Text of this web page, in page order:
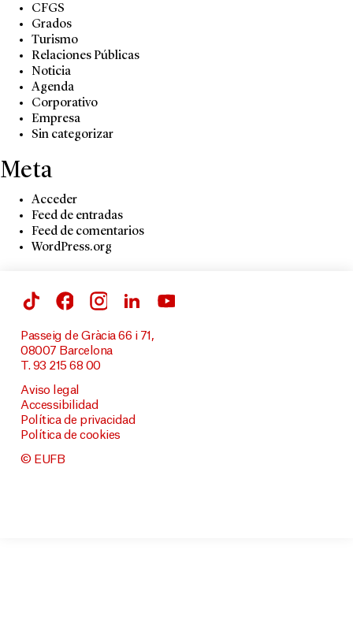
CFGS
Grados
Turismo
Relaciones Públicas
Noticia
Agenda
Corporativo
Empresa
Sin categorizar
Meta
Acceder
Feed de entradas
Feed de comentarios
WordPress.org
Passeig de Gràcia 66 i 71,
08007 Barcelona
T. 93 215 68 00
Aviso legal
Accessibilidad
Política de privacidad
Política de cookies
© EUFB